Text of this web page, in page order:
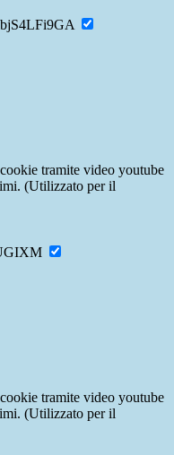
tramite video youtube
(Utilizzato per il
tramite video youtube
(Utilizzato per il